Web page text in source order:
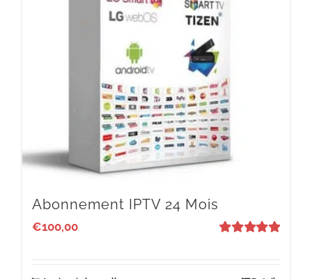
Abonnement IPTV 24 Mois
€100,00